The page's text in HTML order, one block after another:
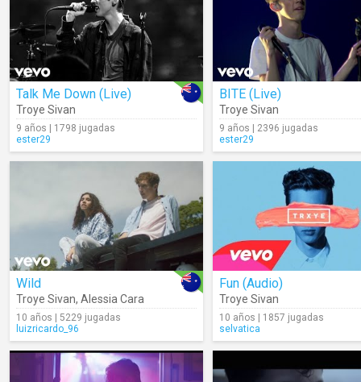
Talk Me Down (Live)
Troye Sivan
9 años | 1798 jugadas
ester29
BITE (Live)
Troye Sivan
9 años | 2396 jugadas
ester29
Wild
Troye Sivan, Alessia Cara
10 años | 5229 jugadas
luizricardo_96
Fun (Audio)
Troye Sivan
10 años | 1857 jugadas
selvatica